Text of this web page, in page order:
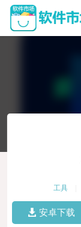
工具
安卓下载